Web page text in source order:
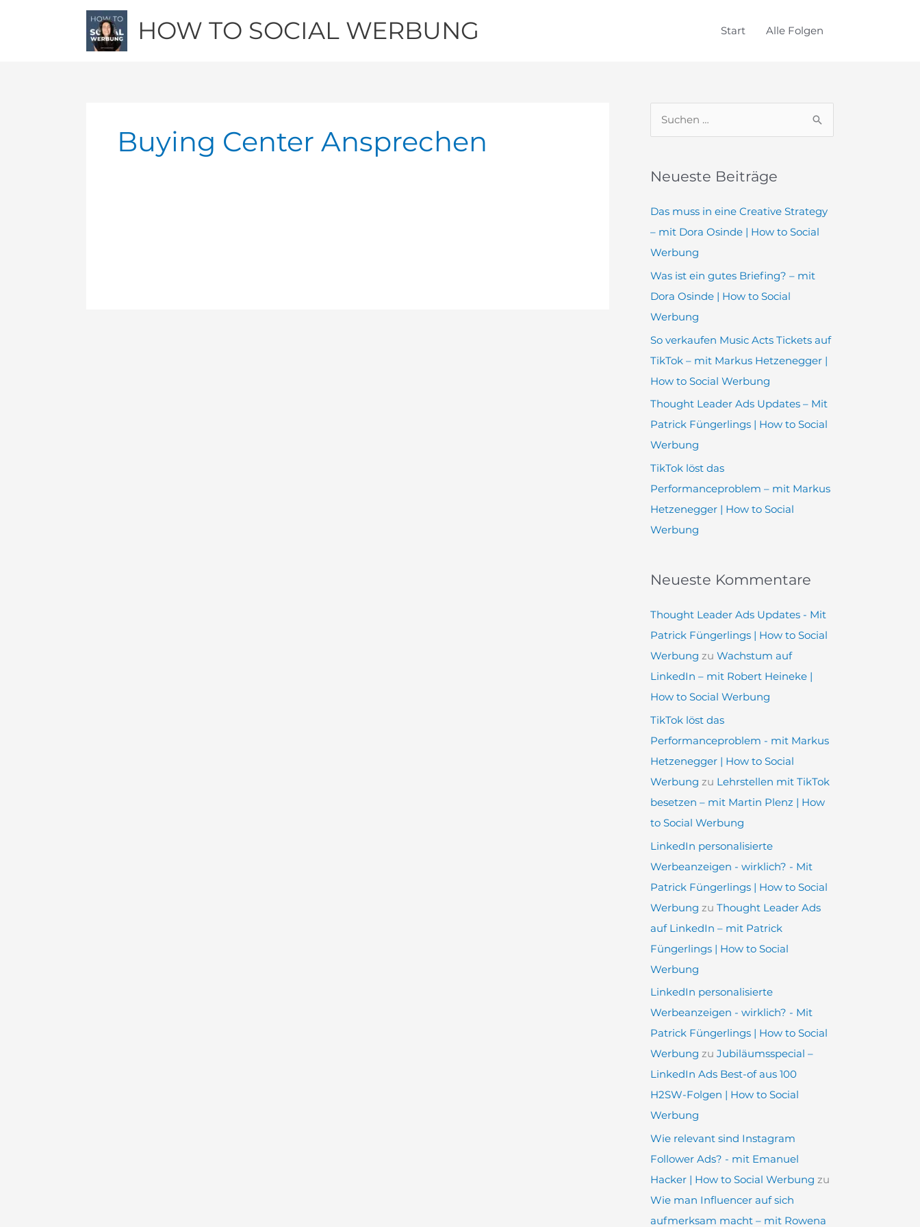
HOW TO SOCIAL WERBUNG Start Alle Folgen
Buying Center Ansprechen
h
e
n
Neueste Beiträge
Das muss in eine Creative Strategy
– mit Dora Osinde | How to Social
Werbung
Was ist ein gutes Briefing? – mit
Dora Osinde | How to Social
Werbung
So verkaufen Music Acts Tickets auf
TikTok – mit Markus Hetzenegger |
How to Social Werbung
Thought Leader Ads Updates – Mit
Patrick Füngerlings | How to Social
Werbung
TikTok löst das
Performanceproblem – mit Markus
Hetzenegger | How to Social
Werbung
Neueste Kommentare
Thought Leader Ads Updates - Mit
Patrick Füngerlings | How to Social
Werbung zuWachstum auf
LinkedIn – mit Robert Heineke |
How to Social Werbung
TikTok löst das
Performanceproblem - mit Markus
Hetzenegger | How to Social
Werbung zu Lehrstellen mit TikTok
besetzen – mit Martin Plenz | How
to Social Werbung
LinkedIn personalisierte
Werbeanzeigen - wirklich? - Mit
Patrick Füngerlings | How to Social
Werbung zuThought Leader Ads
auf LinkedIn – mit Patrick
Füngerlings | How to Social
Werbung
LinkedIn personalisierte
Werbeanzeigen - wirklich? - Mit
Patrick Füngerlings | How to Social
Werbung zuJubiläumsspecial –
LinkedIn Ads Best-of aus 100
H2SW-Folgen | How to Social
Werbung
Wie relevant sind Instagram
Follower Ads? - mit Emanuel
Hacker | How to Social Werbung zu
Wie man Influencer auf sich
aufmerksam macht – mit Rowena